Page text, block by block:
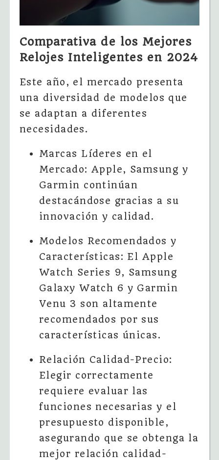
Comparativa de los Mejores
Relojes Inteligentes en 2024
Este año, el mercado presenta
una diversidad de modelos que
se adaptan a diferentes
necesidades.
Marcas Líderes en el
Mercado: Apple, Samsung y
Garmin continúan
destacándose gracias a su
innovación y calidad.
Modelos Recomendados y
Características: El Apple
Watch Series 9, Samsung
Galaxy Watch 6 y Garmin
Venu 3 son altamente
recomendados por sus
características únicas.
Relación Calidad-Precio:
Elegir correctamente
requiere evaluar las
funciones necesarias y el
presupuesto disponible,
asegurando que se obtenga la
mejor relación calidad-